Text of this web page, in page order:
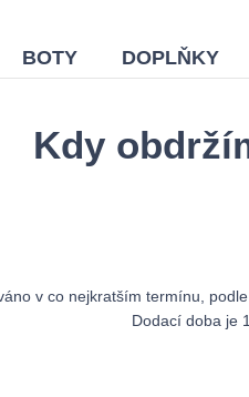
BOTY DOPLŇKY
Kdy
v co nejkratším termínu,
Dodací doba je